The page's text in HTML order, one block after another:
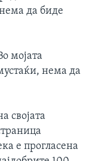
да биде
мојата
нема да
својата
е прогласена